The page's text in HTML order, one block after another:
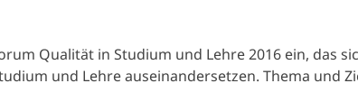
Qualität in Studium und Lehre 2016 ein, das
und Lehre auseinandersetzen. Thema und